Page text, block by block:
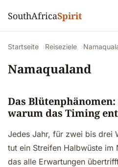
SouthAfricaSpirit
Startseite Reiseziele
Namaqualand
Das
warum das Timing
Jedes Jahr, für zwei bis drei
tut ein Streifen Halbwüste im
das alle Erwartungen